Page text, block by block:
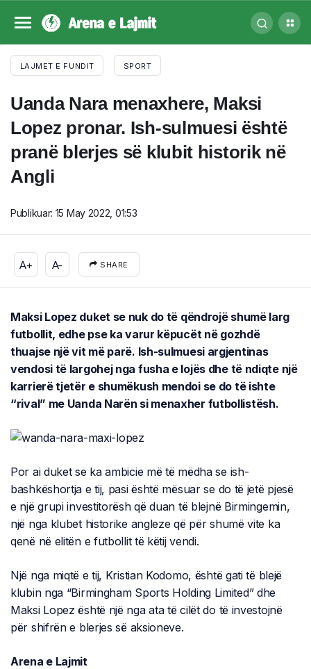
LAJMET E FUNDIT SPORT
Uanda Nara menaxhere, Maksi
Lopez pronar. Ish-sulmuesi është
pranë blerjes së klubit historik në
Angli
Publikuar: 15 May 2022, 01:53
A+ A- SHARE
Maksi Lopez duket se nuk do të qëndrojë shumë larg
futbollit, edhe pse ka varur këpucët në gozhdë
thuajse një vit më parë. Ish-sulmuesi argjentinas
vendosi të largohej nga fusha e lojës dhe të ndiqte një
karrierë tjetër e shumëkush mendoi se do të ishte
“rival” me Uanda Narën si menaxher futbollistësh.
Por ai duket se ka ambicie më të mëdha se ish-
bashkëshortja e tij, pasi është mësuar se do të jetë pjesë
e një grupi investitorësh që duan të blejnë Birmingemin,
një nga klubet historike angleze që për shumë vite ka
qenë në elitën e futbollit të këtij vendi.
Një nga miqtë e tij, Kristian Kodomo, është gati të blejë
klubin nga “Birmingham Sports Holding Limited” dhe
Maksi Lopez është një nga ata të cilët do të investojnë
për shifrën e blerjes së aksioneve.
Arena e Lajmit